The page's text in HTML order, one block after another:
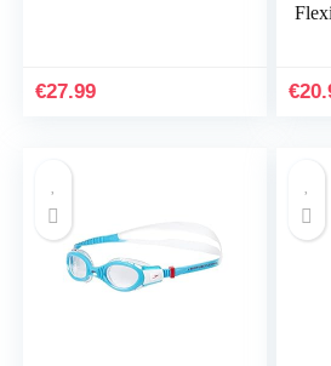
€27.99 €